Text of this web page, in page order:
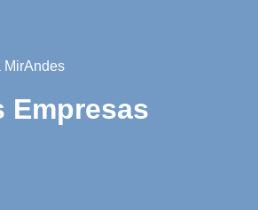
MirAndes
Empresas